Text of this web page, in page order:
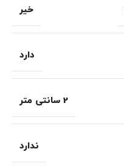
خیر
دارد
2 سانتی متر
ندارد